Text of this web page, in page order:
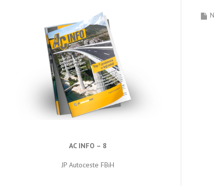
AC INFO – 8
JP Autoceste FBiH